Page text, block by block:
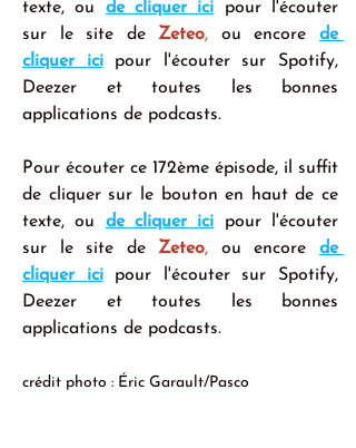
texte, ou de cliquer ici pour l'écouter
sur le site de Zeteo, ou encore de
cliquer ici pour l'écouter sur Spotify,
Deezer et toutes les bonnes
applications de podcasts.
Pour écouter ce 172ème épisode, il suffit
de cliquer sur le bouton en haut de ce
texte, ou de cliquer ici pour l'écouter
sur le site de Zeteo, ou encore de
cliquer ici pour l'écouter sur Spotify,
Deezer et toutes les bonnes
applications de podcasts.
crédit photo : Éric Garault/Pasco